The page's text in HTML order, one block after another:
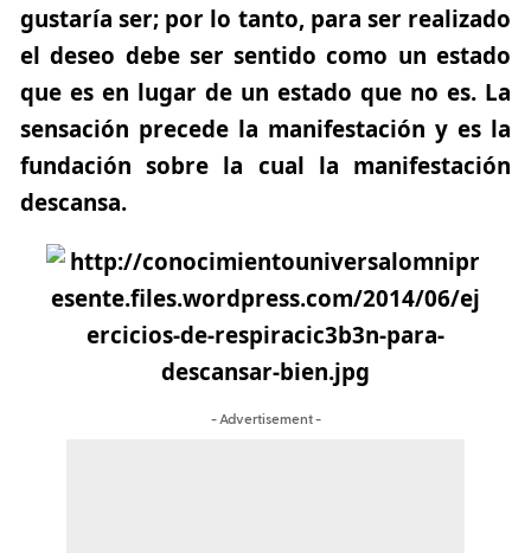
gustaría ser; por lo tanto, para ser realizado
el deseo debe ser sentido como un estado
que es en lugar de un estado que no es. La
sensación precede la manifestación y es la
fundación sobre la cual la manifestación
descansa.
- Advertisement -